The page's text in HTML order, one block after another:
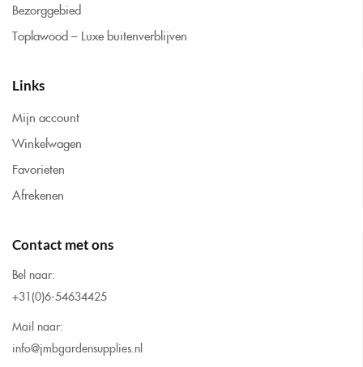
Bezorggebied
Toplawood – Luxe buitenverblijven
Links
Mijn account
Winkelwagen
Favorieten
Afrekenen
Contact met ons
Bel naar:
+31(0)6-54634425
Mail naar:
info@jmbgardensupplies.nl